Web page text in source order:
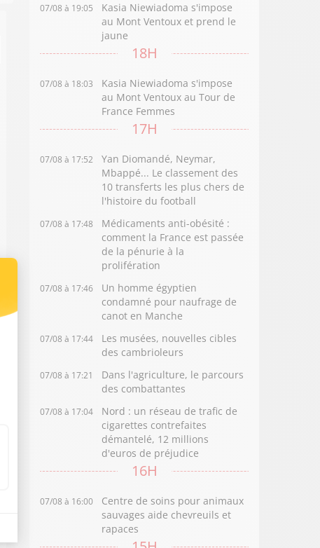
07/08 à 19:05
Kasia Niewiadoma s'impose
au Mont Ventoux et prend le
jaune
18H
07/08 à 18:03
Kasia Niewiadoma s'impose
au Mont Ventoux au Tour de
France Femmes
17H
07/08 à 17:52
Yan Diomandé, Neymar,
Mbappé... Le classement des
10 transferts les plus chers de
l'histoire du football
07/08 à 17:48
Médicaments anti-obésité :
comment la France est passée
de la pénurie à la
prolifération
07/08 à 17:46
Un homme égyptien
condamné pour naufrage de
canot en Manche
07/08 à 17:44
Les musées, nouvelles cibles
des cambrioleurs
07/08 à 17:21
Dans l'agriculture, le parcours
des combattantes
07/08 à 17:04
Nord : un réseau de trafic de
cigarettes contrefaites
démantelé, 12 millions
d'euros de préjudice
16H
07/08 à 16:00
Centre de soins pour animaux
sauvages aide chevreuils et
rapaces